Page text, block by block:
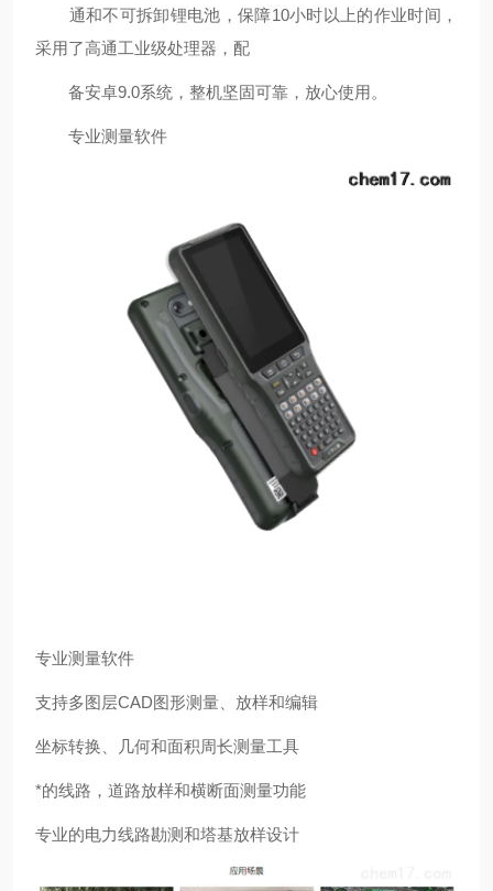
通和不可拆卸锂电池，保障10小时以上的作业时间，
采用了高通工业级处理器，配
备安卓9.0系统，整机坚固可靠，放心使用。
专业测量软件
专业测量软件
支持多图层CAD图形测量、放样和编辑
坐标转换、几何和面积周长测量工具
*的线路，道路放样和横断面测量功能
专业的电力线路勘测和塔基放样设计